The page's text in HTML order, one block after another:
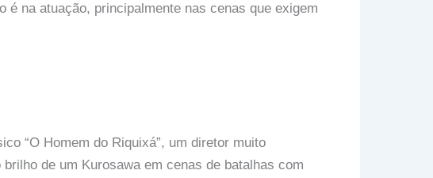
é na atuação, principalmente nas cenas que exigem
“O Homem do Riquixá”, um diretor muito
de um Kurosawa em cenas de batalhas com